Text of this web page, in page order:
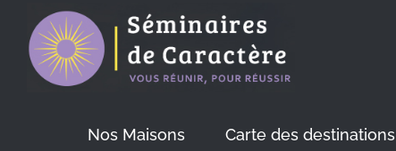
content
Nos Maisons Carte des destinations